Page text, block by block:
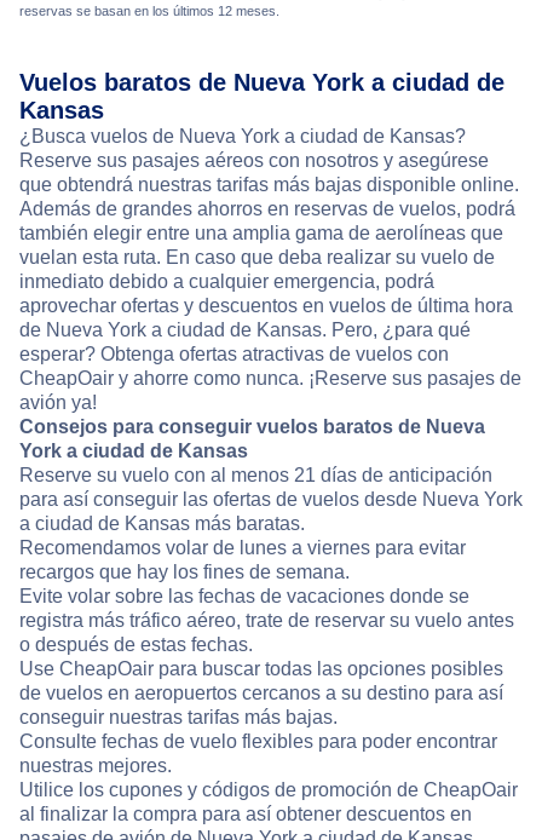
reservas se basan en los últimos 12 meses.
Vuelos baratos de Nueva York a ciudad de
Kansas
¿Busca vuelos de Nueva York a ciudad de Kansas?
Reserve sus pasajes aéreos con nosotros y asegúrese
que obtendrá nuestras tarifas más bajas disponible online.
Además de grandes ahorros en reservas de vuelos, podrá
también elegir entre una amplia gama de aerolíneas que
vuelan esta ruta. En caso que deba realizar su vuelo de
inmediato debido a cualquier emergencia, podrá
aprovechar ofertas y descuentos en vuelos de última hora
de Nueva York a ciudad de Kansas. Pero, ¿para qué
esperar? Obtenga ofertas atractivas de vuelos con
CheapOair y ahorre como nunca. ¡Reserve sus pasajes de
avión ya!
Consejos para conseguir vuelos baratos de Nueva
York a ciudad de Kansas
Reserve su vuelo con al menos 21 días de anticipación
para así conseguir las ofertas de vuelos desde Nueva York
a ciudad de Kansas más baratas.
Recomendamos volar de lunes a viernes para evitar
recargos que hay los fines de semana.
Evite volar sobre las fechas de vacaciones donde se
registra más tráfico aéreo, trate de reservar su vuelo antes
o después de estas fechas.
Use CheapOair para buscar todas las opciones posibles
de vuelos en aeropuertos cercanos a su destino para así
conseguir nuestras tarifas más bajas.
Consulte fechas de vuelo flexibles para poder encontrar
nuestras mejores.
Utilice los cupones y códigos de promoción de CheapOair
al finalizar la compra para así obtener descuentos en